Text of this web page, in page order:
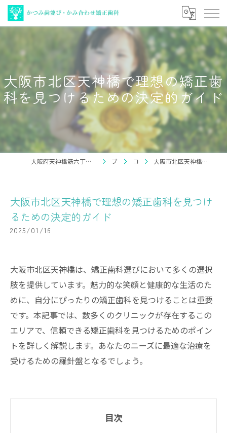
大阪市北区天神橋で理想の矯正歯
科を見つけるための決定的ガイド
大阪府天神橋筋六丁目駅の矯正歯科ならかつみ歯並び・かみ合わせ矯正歯科 ブログ コラム 大阪市北区天神橋で理想の矯正歯科を見つけるための決定的ガイド
大阪市北区天神橋で理想の矯正歯科を見つけ
るための決定的ガイド
2025/01/16
大阪市北区天神橋は、矯正歯科選びにおいて多くの選択
肢を提供しています。魅力的な笑顔と健康的な生活のた
めに、自分にぴったりの矯正歯科を見つけることは重要
です。本記事では、数多くのクリニックが存在するこの
エリアで、信頼できる矯正歯科を見つけるためのポイン
トを詳しく解説します。あなたのニーズに最適な治療を
受けるための羅針盤となるでしょう。
目次